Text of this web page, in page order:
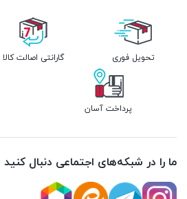
تحویل فوری گارانتی اصالت کالا
پرداخت آسان
ما را در شبکه‌های اجتماعی دنبال کنید